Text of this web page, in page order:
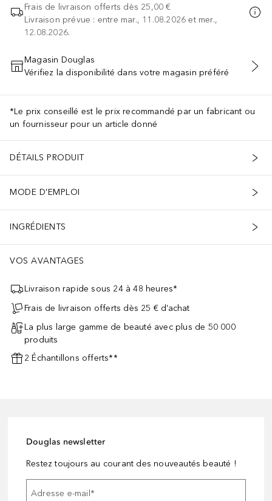
Frais de livraison offerts dès 25,00 €
Livraison prévue : entre mar., 11.08.2026 et mer.,
12.08.2026.
AJOUTER AU PANIER
Magasin Douglas
Vérifiez la disponibilité dans votre magasin préféré
*Le prix conseillé est le prix recommandé par un fabricant ou
un fournisseur pour un article donné
DÉTAILS PRODUIT
MODE D'EMPLOI
INGRÉDIENTS
VOS AVANTAGES
Livraison rapide sous 24 à 48 heures*
Frais de livraison offerts dès 25 € d’achat
La plus large gamme de beauté avec plus de 50 000
produits
2 Échantillons offerts**
Douglas newsletter
Restez toujours au courant des nouveautés beauté !
Adresse e-mail*